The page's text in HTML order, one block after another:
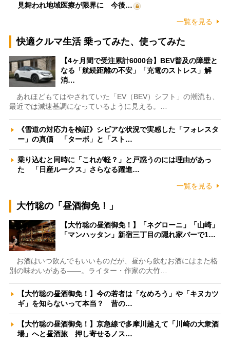
見舞われ地域医療が限界に 今後…
一覧を見る
快適クルマ生活 乗ってみた、使ってみた
【4ヶ月間で受注累計6000台】BEV普及の障壁と
なる「航続距離の不安」「充電のストレス」解
消…
あれほどもてはやされていた「EV（BEV）シフト」の潮流も、
最近では減速基調になっているように見える。…
《雪道の対応力を検証》シビアな状況で実感した「フォレスタ
ー」の真価 「ターボ」と「スト…
乗り込むと同時に「これが軽？」と戸惑うのには理由があっ
た 「日産ルークス」さらなる躍進…
一覧を見る
大竹聡の「昼酒御免！」
【大竹聡の昼酒御免！】「ネグローニ」「山崎」
「マンハッタン」新宿三丁目の隠れ家バーで1…
お酒はいつ飲んでもいいものだが、昼から飲むお酒にはまた格
別の味わいがある――。ライター・作家の大竹…
【大竹聡の昼酒御免！】今の若者は「なめろう」や「キヌカツ
ギ」を知らないって本当？ 昔の…
【大竹聡の昼酒御免！】京急線で多摩川越えて「川崎の大衆酒
場」へと昼酒旅 押し寄せるノス…